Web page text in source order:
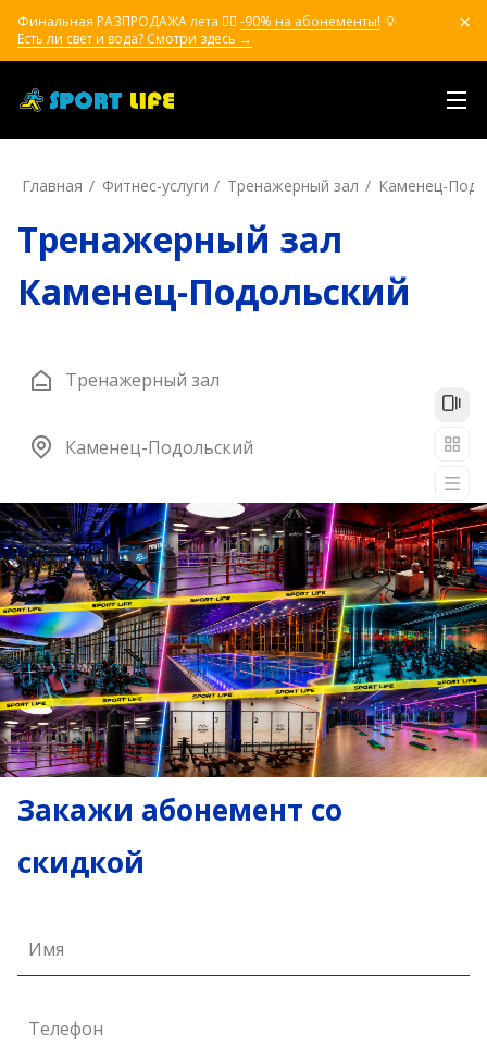
Финальная РАЗПРОДАЖА лета ❤️‍🔥 -90% на абонементы! 💡
Есть ли свет и вода? Смотри здесь →
Главная Фитнес-услуги Тренажерный зал Каменец-
Тренажерный зал
Каменец-Подольский
Тренажерный зал
Каменец-Подольский
Закажи абонемент со
скидкой
Имя
Телефон